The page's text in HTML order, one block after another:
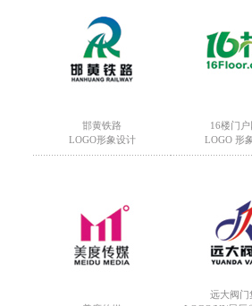
邯黄铁路
LOGO形象设计
16楼门户
LOGO 形
远大阀门